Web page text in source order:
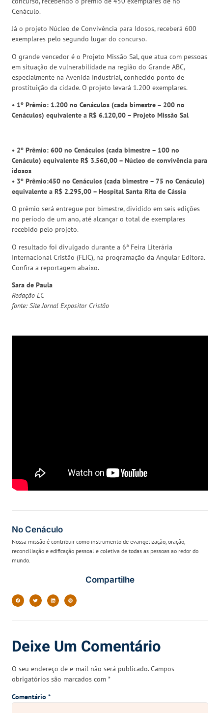
Cenáculo.
Já o projeto Núcleo de Convivência para Idosos, receberá 600
exemplares pelo segundo lugar do concurso.
O grande vencedor é o Projeto Missão Sal, que atua com pessoas
em situação de vulnerabilidade na região do Grande ABC,
especialmente na Avenida Industrial, conhecido ponto de
prostituição da cidade. O projeto levará 1.200 exemplares.
• 1º Prêmio: 1.200 no Cenáculos (cada bimestre – 200 no
Cenáculos) equivalente a R$ 6.120,00 – Projeto Missão Sal
• 2º Prêmio: 600 no Cenáculos (cada bimestre – 100 no
Cenáculo) equivalente R$ 3.560,00 – Núcleo de convivência para
idosos
• 3º Prêmio:450 no Cenáculos (cada bimestre – 75 no Cenáculo)
equivalente a R$ 2.295,00 – Hospital Santa Rita de Cássia
O prêmio será entregue por bimestre, dividido em seis edições
no período de um ano, até alcançar o total de exemplares
recebido pelo projeto.
O resultado foi divulgado durante a 6ª Feira Literária
Internacional Cristão (FLIC), na programação da Angular Editora.
Confira a reportagem abaixo.
Sara de Paula
Redação EC
fonte: Site Jornal Expositor Cristão
No Cenáculo
Nossa missão é contribuir como instrumento de evangelização, oração,
reconciliação e edificação pessoal e coletiva de todas as pessoas ao redor do
mundo.
Compartilhe
Deixe Um Comentário
O seu endereço de e-mail não será publicado. Campos
obrigatórios são marcados com *
Comentário *